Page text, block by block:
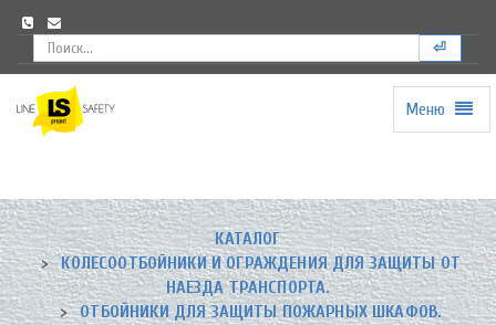
⏎
to
homepage
Меню
КАТАЛОГ
КОЛЕСООТБОЙНИКИ И ОГРАЖДЕНИЯ ДЛЯ ЗАЩИТЫ ОТ
НАЕЗДА ТРАНСПОРТА.
ОТБОЙНИКИ ДЛЯ ЗАЩИТЫ ПОЖАРНЫХ ШКАФОВ.